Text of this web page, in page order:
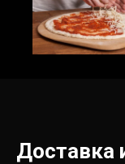
Доставка